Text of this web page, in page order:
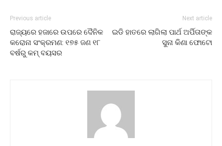
Previous article
ରାଜ୍ୟରେ ହଜାରେ ଉପରେ ଦୈନିକ
କରୋନା ସଂକ୍ରମଣ: ୧୭୫ ଜଣ ୧୮
ବର୍ଷରୁ କମ୍ ବୟସର
Next article
ଇଡି ହାତରେ ଲାଗିଲା ପାର୍ଥ ଅର୍ପିତାଙ୍କ
ସୁନା କିଣା ଫୋଟୋ